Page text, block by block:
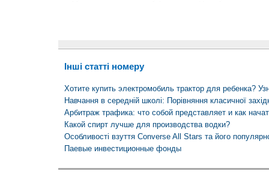
Інші статті номеру
Хотите купить электромобиль трактор для ребенка?
Навчання в середній школі: Порівняння класичної
Арбитраж трафика: что собой представляет и как
Какой спирт лучше для производства водки?
Особливості взуття Сonverse All Stars та його
Паевые инвестиционные фонды